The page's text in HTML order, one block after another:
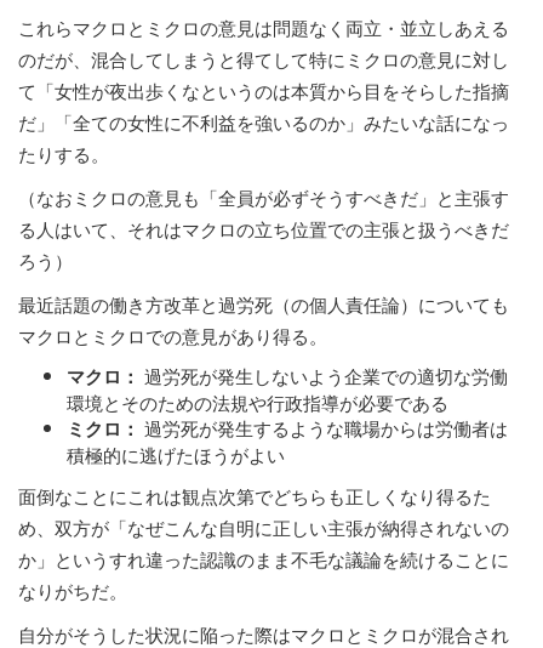
これらマクロとミクロの意見は問題なく両立・並立しあえる
のだが、混合してしまうと得てして特にミクロの意見に対し
て「女性が夜出歩くなというのは本質から目をそらした指摘
だ」「全ての女性に不利益を強いるのか」みたいな話になっ
たりする。
（なおミクロの意見も「全員が必ずそうすべきだ」と主張す
る人はいて、それはマクロの立ち位置での主張と扱うべきだ
ろう）
最近話題の働き方改革と過労死（の個人責任論）についても
マクロとミクロでの意見があり得る。
マクロ： 過労死が発生しないよう企業での適切な労働
環境とそのための法規や行政指導が必要である
ミクロ： 過労死が発生するような職場からは労働者は
積極的に逃げたほうがよい
面倒なことにこれは観点次第でどちらも正しくなり得るた
め、双方が「なぜこんな自明に正しい主張が納得されないの
か」というすれ違った認識のまま不毛な議論を続けることに
なりがちだ。
自分がそうした状況に陥った際はマクロとミクロが混合され